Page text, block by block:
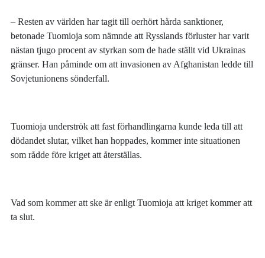
– Resten av världen har tagit till oerhört hårda sanktioner,
betonade Tuomioja som nämnde att Rysslands förluster har varit
nästan tjugo procent av styrkan som de hade ställt vid Ukrainas
gränser. Han påminde om att invasionen av Afghanistan ledde till
Sovjetunionens sönderfall.
Tuomioja underströk att fast förhandlingarna kunde leda till att
dödandet slutar, vilket han hoppades, kommer inte situationen
som rådde före kriget att återställas.
Vad som kommer att ske är enligt Tuomioja att kriget kommer att
ta slut.